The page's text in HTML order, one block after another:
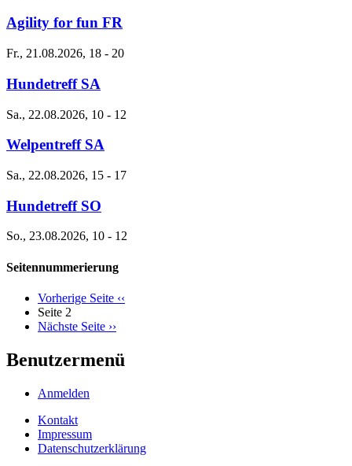
Agility for fun FR
Fr., 21.08.2026, 18 - 20
Hundetreff SA
Sa., 22.08.2026, 10 - 12
Welpentreff SA
Sa., 22.08.2026, 15 - 17
Hundetreff SO
So., 23.08.2026, 10 - 12
Seitennummerierung
Vorherige Seite ‹‹
Seite 2
Nächste Seite ››
Benutzermenü
Anmelden
Kontakt
Impressum
Datenschutzerklärung